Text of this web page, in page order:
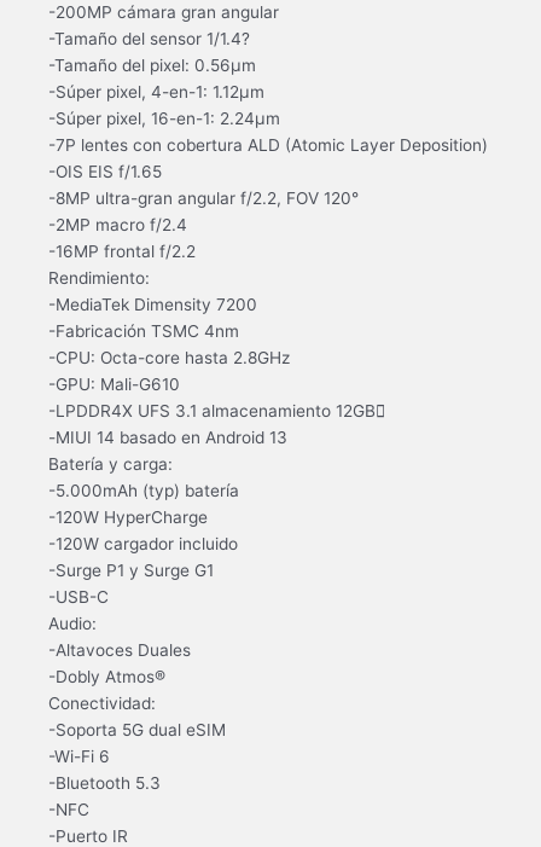
-200MP cámara gran angular
-Tamaño del sensor 1/1.4?
-Tamaño del pixel: 0.56µm
-Súper pixel, 4-en-1: 1.12µm
-Súper pixel, 16-en-1: 2.24µm
-7P lentes con cobertura ALD (Atomic Layer Deposition)
-OIS EIS f/1.65
-8MP ultra-gran angular f/2.2, FOV 120°
-2MP macro f/2.4
-16MP frontal f/2.2
Rendimiento:
-MediaTek Dimensity 7200
-Fabricación TSMC 4nm
-CPU: Octa-core hasta 2.8GHz
-GPU: Mali-G610
-LPDDR4X UFS 3.1 almacenamiento 12GB
-MIUI 14 basado en Android 13
Batería y carga:
-5.000mAh (typ) batería
-120W HyperCharge
-120W cargador incluido
-Surge P1 y Surge G1
-USB-C
Audio:
-Altavoces Duales
-Dobly Atmos®
Conectividad:
-Soporta 5G dual eSIM
-Wi-Fi 6
-Bluetooth 5.3
-NFC
-Puerto IR